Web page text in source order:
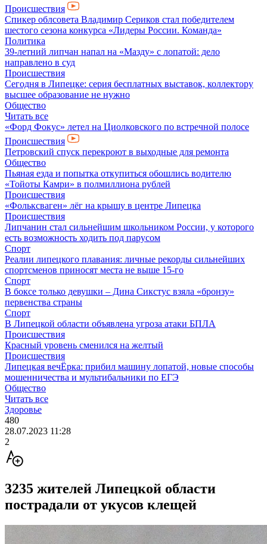
Происшествия
Спикер облсовета Владимир Сериков стал победителем
шестого сезона конкурса «Лидеры России. Команда»
Политика
39-летний липчан напал на «Мазду» с лопатой: дело
направлено в суд
Происшествия
Сегодня в Липецке: серия бесплатных выставок, коллектору
высшее образование не нужно
Общество
Читать все
«Форд Фокус» летел на Циолковского по встречной полосе
Происшествия
Петровский спуск перекроют в выходные для ремонта
Общество
Пьяная езда и попытка откупиться обошлись водителю
«Тойоты Камри» в полмиллиона рублей
Происшествия
«Фольксваген» лёг на крышу в центре Липецка
Происшествия
Липчанин стал сильнейшим школьником России, у которого
есть возможность ходить под парусом
Спорт
Реалии липецкого плавания: личные рекорды сильнейших
спортсменов приносят места не выше 15-го
Спорт
В боксе только девушки – Дина Сикстус взяла «бронзу»
первенства страны
Спорт
В Липецкой области объявлена угроза атаки БПЛА
Происшествия
Красный уровень сменился на желтый
Происшествия
Липецкая вечЁрка: прибил машину лопатой, новые способы
мошенничества и мультибальники по ЕГЭ
Общество
Читать все
Здоровье
480
28.07.2023 11:28
2
3235 жителей Липецкой области
пострадали от укусов клещей